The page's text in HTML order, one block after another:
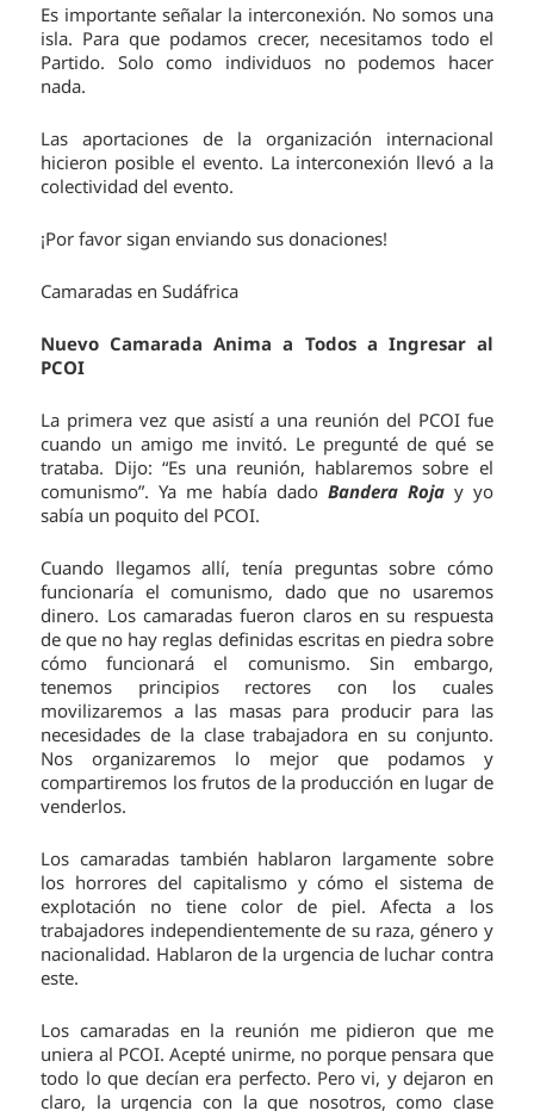
Es importante señalar la interconexión. No somos una
isla. Para que podamos crecer, necesitamos todo el
Partido. Solo como individuos no podemos hacer
nada.
Las aportaciones de la organización internacional
hicieron posible el evento. La interconexión llevó a la
colectividad del evento.
¡Por favor sigan enviando sus donaciones!
Camaradas en Sudáfrica
Nuevo Camarada Anima a Todos a Ingresar al
PCOI
La primera vez que asistí a una reunión del PCOI fue
cuando un amigo me invitó. Le pregunté de qué se
trataba. Dijo: “Es una reunión, hablaremos sobre el
comunismo”. Ya me había dado Bandera Rojay yo
sabía un poquito del PCOI.
Cuando llegamos allí, tenía preguntas sobre cómo
funcionaría el comunismo, dado que no usaremos
dinero. Los camaradas fueron claros en su respuesta
de que no hay reglas definidas escritas en piedra sobre
cómo funcionará el comunismo. Sin embargo,
tenemos principios rectores con los cuales
movilizaremos a las masas para producir para las
necesidades de la clase trabajadora en su conjunto.
Nos organizaremos lo mejor que podamos y
compartiremos los frutos de la producción en lugar de
venderlos.
Los camaradas también hablaron largamente sobre
los horrores del capitalismo y cómo el sistema de
explotación no tiene color de piel. Afecta a los
trabajadores independientemente de su raza, género y
nacionalidad. Hablaron de la urgencia de luchar contra
este.
Los camaradas en la reunión me pidieron que me
uniera al PCOI. Acepté unirme, no porque pensara que
todo lo que decían era perfecto. Pero vi, y dejaron en
claro, la urgencia con la que nosotros, como clase